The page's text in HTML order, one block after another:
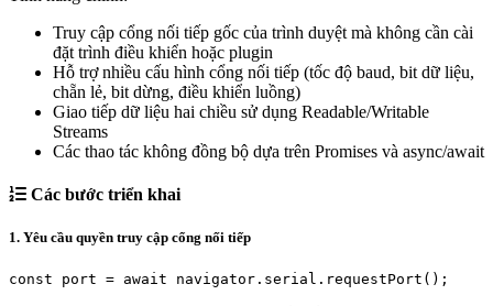
Truy cập cổng nối tiếp gốc của trình duyệt mà không cần cài
đặt trình điều khiển hoặc plugin
Hỗ trợ nhiều cấu hình cổng nối tiếp (tốc độ baud, bit dữ liệu,
chẵn lẻ, bit dừng, điều khiển luồng)
Giao tiếp dữ liệu hai chiều sử dụng Readable/Writable
Streams
Các thao tác không đồng bộ dựa trên Promises và async/await
Các bước triển khai
1. Yêu cầu quyền truy cập cổng nối tiếp
const port = await navigator.serial.requestPort();